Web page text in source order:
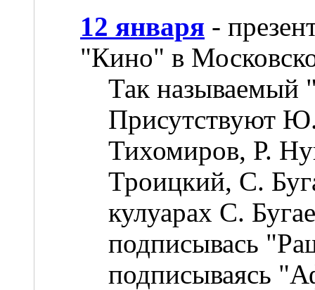
12 января -
"Кино" в
Так называемый
Присутствуют
Тихомиров, Р.
Троицкий, С.
кулуарах С.
подписывась
подписываясь